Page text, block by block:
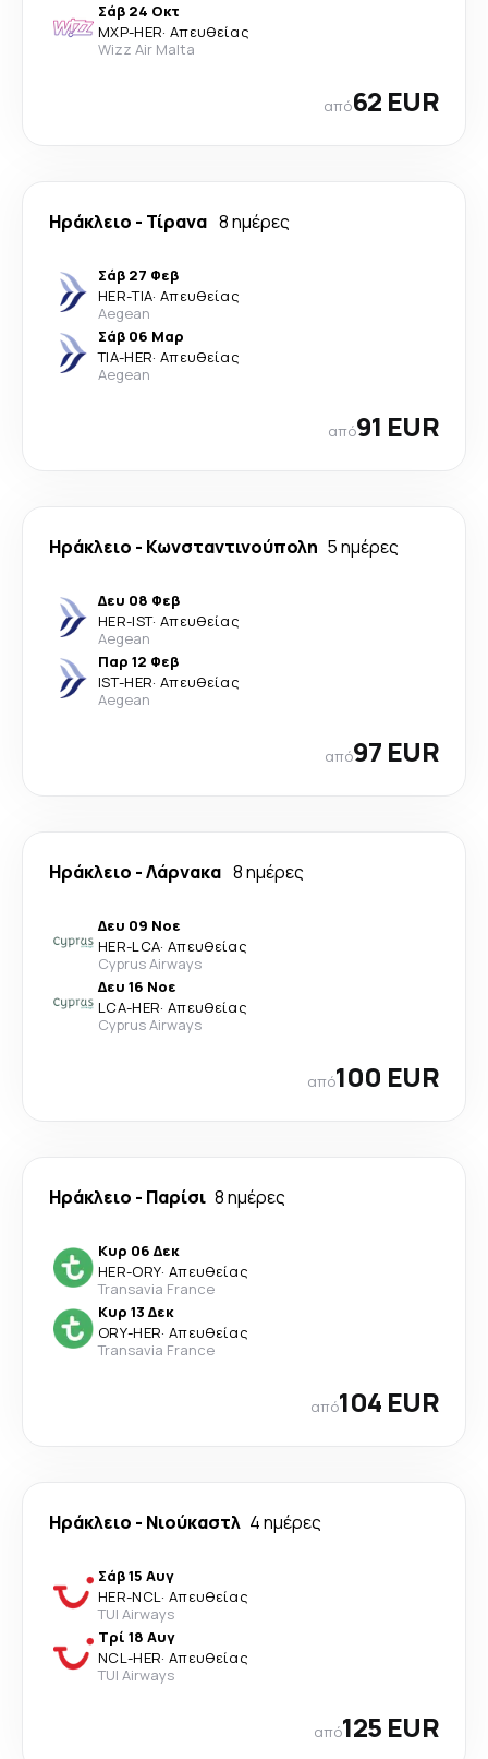
Σάβ 24 Οκτ
MXP-HER· Απευθείας
Wizz Air Malta
από62 EUR
Ηράκλειο - Τίρανα 8 ημέρες
Σάβ 27 Φεβ
HER-TIA· Απευθείας
Aegean
Σάβ 06 Μαρ
TIA-HER· Απευθείας
Aegean
από91 EUR
Ηράκλειο - Κωνσταντινούπολη 5 ημέρες
Δευ 08 Φεβ
HER-IST· Απευθείας
Aegean
Παρ 12 Φεβ
IST-HER· Απευθείας
Aegean
από97 EUR
Ηράκλειο -Λάρνακα 8 ημέρες
Δευ 09 Νοε
HER-LCA· Απευθείας
Cyprus Airways
Δευ 16 Νοε
LCA-HER· Απευθείας
Cyprus Airways
από100 EUR
Ηράκλειο - Παρίσι 8 ημέρες
Κυρ 06 Δεκ
HER-ORY· Απευθείας
Transavia France
Κυρ 13 Δεκ
ORY-HER· Απευθείας
Transavia France
από104 EUR
Ηράκλειο - Νιούκαστλ 4 ημέρες
Σάβ 15 Αυγ
HER-NCL· Απευθείας
TUI Airways
Τρί 18 Αυγ
NCL-HER· Απευθείας
TUI Airways
από125 EUR